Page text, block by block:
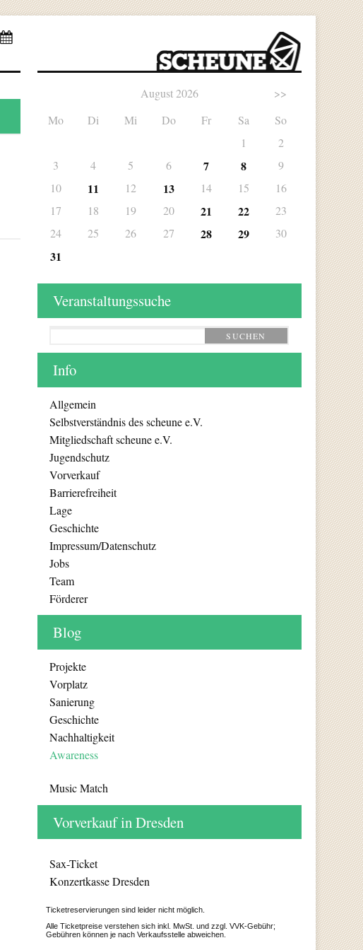
August 2026
>>
Mo
Di Mi Do Fr Sa
So
1
2
3
4 5 6 7 8
9
10
11 12 13 14 15
16
17
18 19 20 21 22
23
24
25 26 27 28 29 30
31
Veranstaltungssuche
SUCHEN
Info
Allgemein
Selbstverständnis des scheune e.V.
Mitgliedschaft scheune e.V.
Jugendschutz
Vorverkauf
Barrierefreiheit
Lage
Geschichte
Impressum/Datenschutz
Jobs
Team
Förderer
Blog
Projekte
Vorplatz
Sanierung
Geschichte
Nachhaltigkeit
Awareness
Music Match
Vorverkauf in Dresden
Sax-Ticket
Konzertkasse Dresden
Ticketreservierungen sind leider nicht möglich.
Alle Ticketpreise verstehen sich inkl. MwSt. und zzgl. VVK-Gebühr;
Gebühren können je nach Verkaufsstelle abweichen.